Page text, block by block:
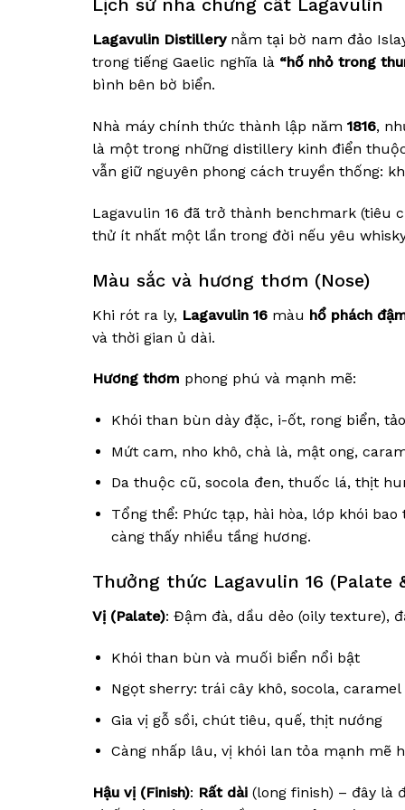
Lịch sử nhà chưng cất Lagavulin
Lagavulin Distillerynằm tại bờ nam đảo
trong tiếng Gaelic nghĩa là “hố nhỏ trong
bình bên bờ biển.
Nhà máy chính thức thành lập năm 1816,
là một trong những distillery kinh điển
vẫn giữ nguyên phong cách truyền thống:
Lagavulin 16 đã trở thành benchmark (tiêu
thử ít nhất một lần trong đời nếu yêu
Màu sắc và hương thơm (Nose)
Khi rót ra ly, Lagavulin 16 màu hổ phách
và thời gian ủ dài.
Hương thơm phong phú và mạnh mẽ:
Khói than bùn dày đặc, i-ốt, rong biển,
Mứt cam, nho khô, chà là, mật ong,
Da thuộc cũ, socola đen, thuốc lá, thịt
Tổng thể: Phức tạp, hài hòa, lớp khói
càng thấy nhiều tầng hương.
Thưởng thức Lagavulin 16 (Palate
Vị (Palate): Đậm đà, dầu dẻo (oily texture),
Khói than bùn và muối biển nổi bật
Ngọt sherry: trái cây khô, socola, caramel
Gia vị gỗ sồi, chút tiêu, quế, thịt nướng
Càng nhấp lâu, vị khói lan tỏa mạnh mẽ
Hậu vị (Finish): Rất dài (long finish) – đây là